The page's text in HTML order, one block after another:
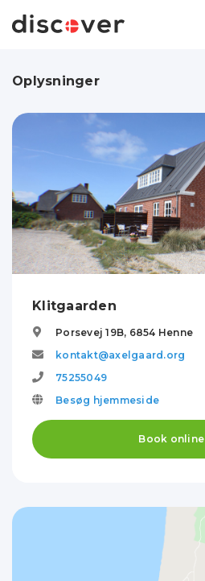
Oplysninger
Klitgaarden
Porsevej 19B, 6854 Henne
kontakt@axelgaard.org
75255049
Besøg hjemmeside
Book online